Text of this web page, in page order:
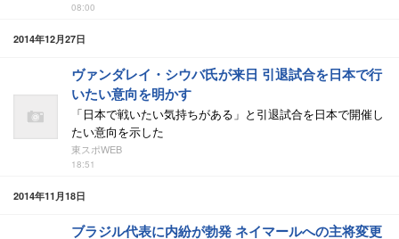
08:00
2014年12月27日
ヴァンダレイ・シウバ氏が来日 引退試合を日本で行
いたい意向を明かす
「日本で戦いたい気持ちがある」と引退試合を日本で開催し
たい意向を示した
東スポWEB
18:51
2014年11月18日
ブラジル代表に内紛が勃発 ネイマールへの主将変更